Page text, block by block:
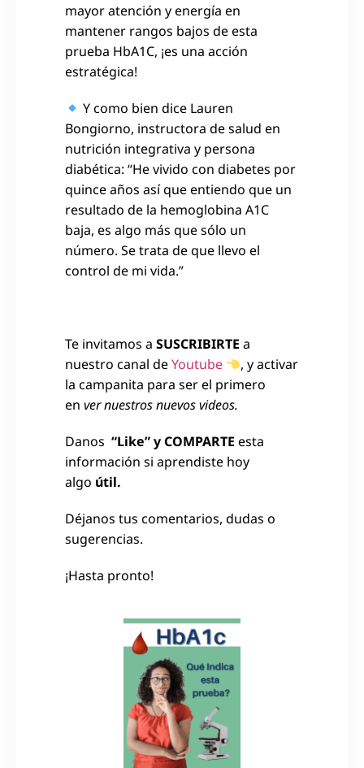
mayor atención y energía en
mantener rangos bajos de esta
prueba HbA1C, ¡es una acción
estratégica!
Y como bien dice Lauren
Bongiorno, instructora de salud en
nutrición integrativa y persona
diabética: “He vivido con diabetes por
quince años así que entiendo que un
resultado de la hemoglobina A1C
baja, es algo más que sólo un
número. Se trata de que llevo el
control de mi vida.”
Te invitamos a SUSCRIBIRTE a
nuestro canal deYoutube
, y activar
la campanita para ser el primero
en ver nuestros nuevos videos.
Danos “Like” y COMPARTE esta
información si aprendiste hoy
algo útil.
Déjanos tus comentarios, dudas o
sugerencias.
¡Hasta pronto!